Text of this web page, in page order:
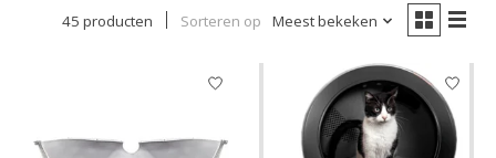
45 producten Sorteren op Meest bekeken